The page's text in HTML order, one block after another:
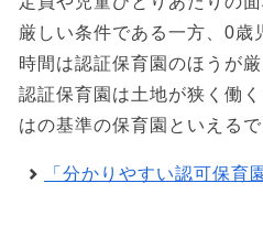
厳しい条件である一方、0歳
時間は認証保育園のほうが
認証保育園は土地が狭く働
はの基準の保育園といえるで
「分かりやすい認可保育